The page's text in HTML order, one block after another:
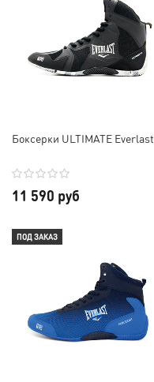
Боксерки ULTIMATE Everlast
11 590 руб
ПОД ЗАКАЗ